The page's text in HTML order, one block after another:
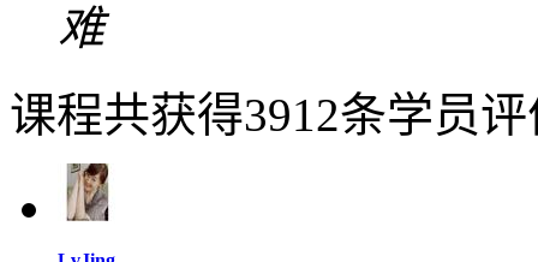
难
课程共获得3912条学员